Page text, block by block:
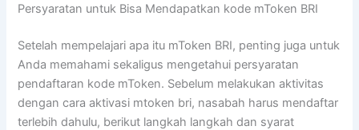
Persyaratan untuk Bisa Mendapatkan kode mToken BRI
Setelah mempelajari apa itu mToken BRI, penting juga untuk
Anda memahami sekaligus mengetahui persyaratan
pendaftaran kode mToken. Sebelum melakukan aktivitas
dengan cara aktivasi mtoken bri, nasabah harus mendaftar
terlebih dahulu, berikut langkah langkah dan syarat